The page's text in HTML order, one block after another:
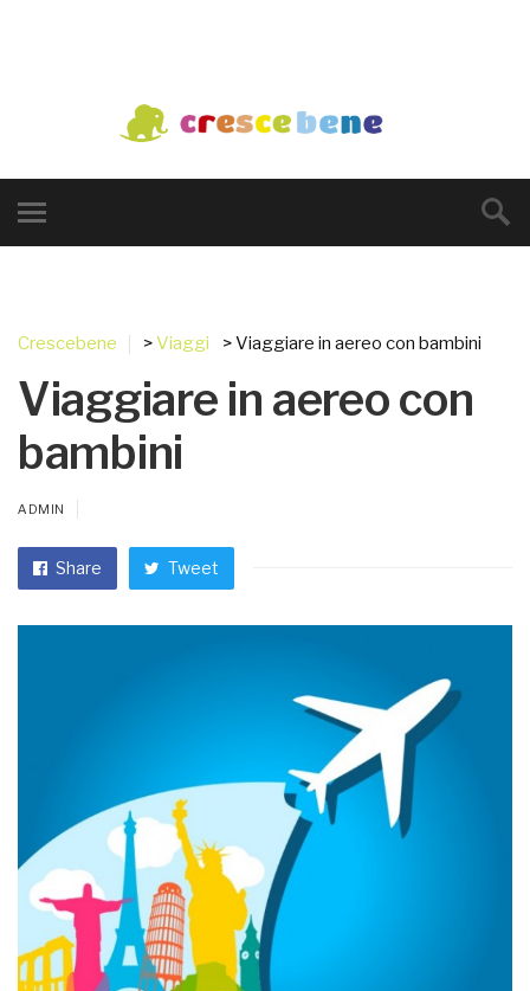
Crescebene >Viaggi > Viaggiare in aereo con bambini
Viaggiare in aereo con
bambini
ADMIN
Share Tweet